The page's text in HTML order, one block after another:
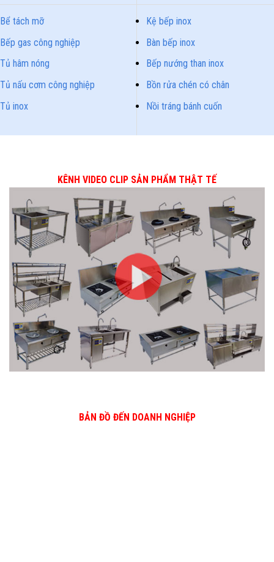
Bể tách mỡ
Bếp gas công nghiệp
Tủ hâm nóng
Tủ nấu cơm công nghiệp
Tủ inox
Kệ bếp inox
Bàn bếp inox
Bếp nướng than inox
Bồn rửa chén có chân
Nồi tráng bánh cuốn
KÊNH VIDEO CLIP SẢN PHẨM THẬT TẾ
BẢN ĐỒ ĐẾN DOANH NGHIỆP